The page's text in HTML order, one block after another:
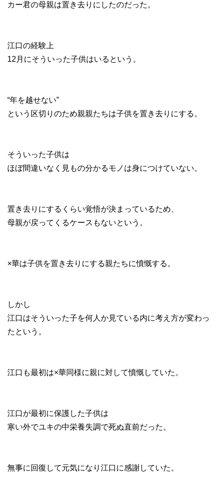
カー君の母親は置き去りにしたのだった。
江口の経験上
12月にそういった子供はいるという。
“年を越せない”
という区切りのため親親たちは子供を置き去りにする。
そういった子供は
ほぼ間違いなく見もの分かるモノは身につけていない。
置き去りにするくらい覚悟が決まっているため、
母親が戻ってくるケースもないという。
×華は子供を置き去りにする親たちに憤慨する。
しかし
江口はそういった子を何人か見ている内に考え方が変わっ
たという。
江口も最初は×華同様に親に対して憤慨していた。
江口が最初に保護した子供は
寒い外でユキの中栄養失調で死ぬ直前だった。
無事に回復して元気になり江口に感謝していた。